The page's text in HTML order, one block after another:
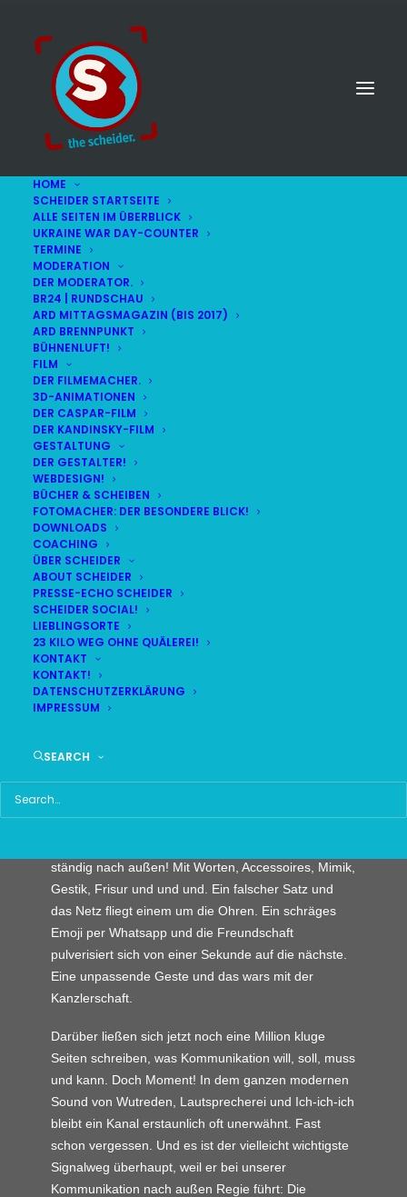
HOME
SCHEIDER STARTSEITE
ALLE SEITEN IM ÜBERBLICK
UKRAINE WAR DAY-COUNTER
TERMINE
MODERATION
DER MODERATOR.
BR24 | RUNDSCHAU
ARD MITTAGSMAGAZIN (BIS 2017)
ARD BRENNPUNKT
BÜHNENLUFT!
FILM
DER FILMEMACHER.
3D-ANIMATIONEN
DER CASPAR-FILM
DER KANDINSKY-FILM
GESTALTUNG
DER GESTALTER!
WEBDESIGN!
BÜCHER & SCHEIBEN
FOTOMACHER: DER BESONDERE BLICK!
DOWNLOADS
COACHING
ÜBER SCHEIDER
ABOUT SCHEIDER
PRESSE-ECHO SCHEIDER
SCHEIDER SOCIAL!
LIEBLINGSORTE
23 KILO WEG OHNE QUÄLEREI!
KONTAKT
KONTAKT!
DATENSCHUTZERKLÄRUNG
IMPRESSUM
SEARCH
ARTIKEL IN DER KULTURVISION!
BEITRAG ZU EINEM
HEISSEN EISEN!
Man kann nicht nicht kommunizieren. Ein bekannter
Spruch aus der Kommunikationswissenschaft – und
ja, selbst mit rosa Socken zum dunkelblauen Anzug
ständig nach außen! Mit Worten, Accessoires, Mimik,
Gestik, Frisur und und und. Ein falscher Satz und
das Netz fliegt einem um die Ohren. Ein schräges
Emoji per Whatsapp und die Freundschaft
pulverisiert sich von einer Sekunde auf die nächste.
Eine unpassende Geste und das wars mit der
Kanzlerschaft.
Darüber ließen sich jetzt noch eine Million kluge
Seiten schreiben, was Kommunikation will, soll, muss
und kann. Doch Moment! In dem ganzen modernen
Sound von Wutreden, Lautsprecherei und Ich-ich-ich
bleibt ein Kanal erstaunlich oft unerwähnt. Fast
schon vergessen. Und es ist der vielleicht wichtigste
Signalweg überhaupt, weil er bei unserer
Kommunikation nach außen Regie führt: Die